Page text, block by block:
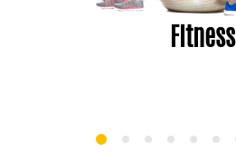
Fitness